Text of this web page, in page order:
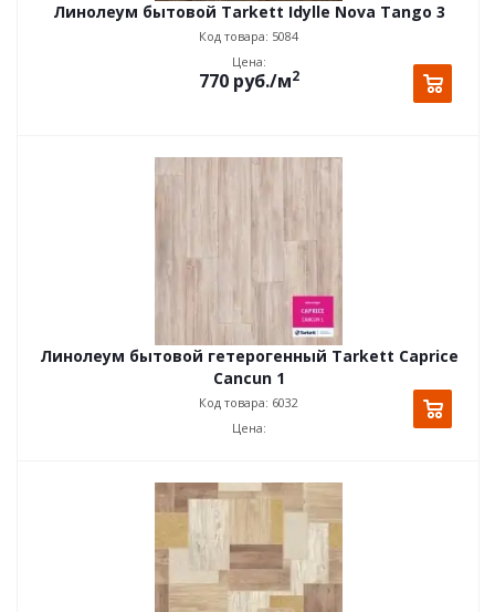
Линолеум бытовой Tarkett Idylle Nova Tango 3
Код товара: 5084
Цена:
770руб./м2
Линолеум бытовой гетерогенный Tarkett Caprice
Cancun 1
Код товара: 6032
Цена: